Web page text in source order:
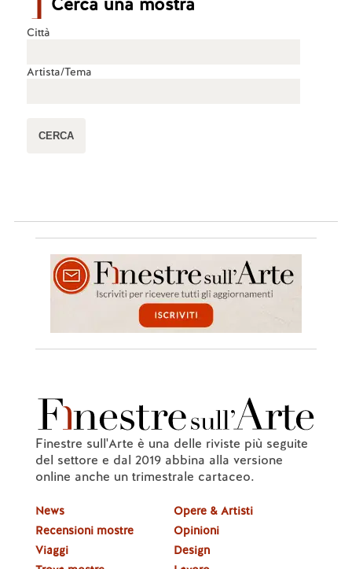
Città
Artista/Tema
Finestre sull'Arte è una delle riviste più seguite
del settore e dal 2019 abbina alla versione
online anche un trimestrale cartaceo.
News
Recensioni mostre
Viaggi
Opere & Artisti
Opinioni
Design